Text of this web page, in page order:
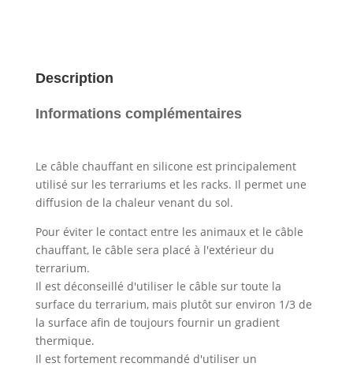
Description
Informations complémentaires
Le câble chauffant en silicone est principalement
utilisé sur les terrariums et les racks. Il permet une
diffusion de la chaleur venant du sol.
Pour éviter le contact entre les animaux et le câble
chauffant, le câble sera placé à l'extérieur du
terrarium.
Il est déconseillé d'utiliser le câble sur toute la
surface du terrarium, mais plutôt sur environ 1/3 de
la surface afin de toujours fournir un gradient
thermique.
Il est fortement recommandé d'utiliser un